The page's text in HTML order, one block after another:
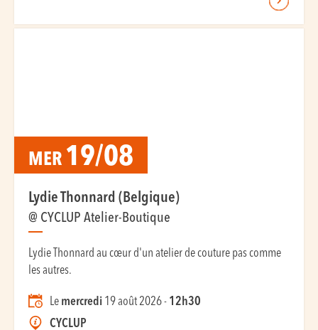
MER 19/08
Lydie Thonnard (Belgique)
@ CYCLUP Atelier-Boutique
Lydie Thonnard au cœur d'un atelier de couture pas comme
les autres.
Le mercredi 19 août 2026 - 12h30
CYCLUP